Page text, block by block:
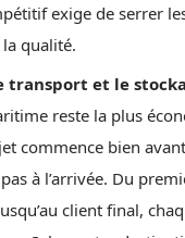
exige de serrer
qualité.
transport et le
reste la plus
commence bien
pas à l’arrivée. Du
client final,